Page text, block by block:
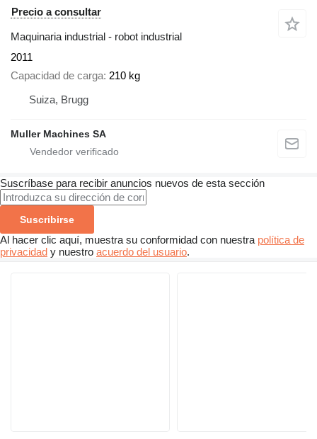
Precio a consultar
Maquinaria industrial - robot industrial
2011
Capacidad de carga 210 kg
Suiza, Brugg
Muller Machines SA
Suscríbase para recibir anuncios nuevos de esta sección
Suscribirse
Al hacer clic aquí, muestra su conformidad con nuestra política de
privacidad y nuestro acuerdo del usuario.